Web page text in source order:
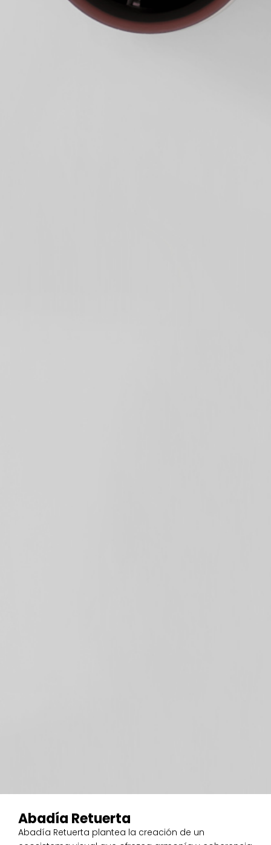
Abadía Retuerta
Abadía Retuerta plantea la creación de un